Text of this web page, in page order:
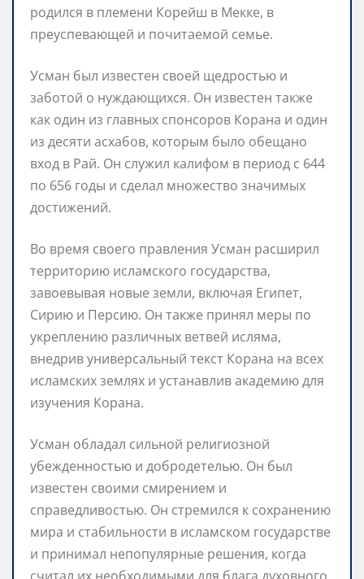
родился в племени Корейш в Мекке, в
преуспевающей и почитаемой семье.
Усман был известен своей щедростью и
заботой о нуждающихся. Он известен также
как один из главных спонсоров Корана и один
из десяти асхабов, которым было обещано
вход в Рай. Он служил калифом в период с 644
по 656 годы и сделал множество значимых
достижений.
Во время своего правления Усман расширил
территорию исламского государства,
завоевывая новые земли, включая Египет,
Сирию и Персию. Он также принял меры по
укреплению различных ветвей исляма,
внедрив универсальный текст Корана на всех
исламских землях и устанавлив академию для
изучения Корана.
Усман обладал сильной религиозной
убежденностью и добродетелью. Он был
известен своими смирением и
справедливостью. Он стремился к сохранению
мира и стабильности в исламском государстве
и принимал непопулярные решения, когда